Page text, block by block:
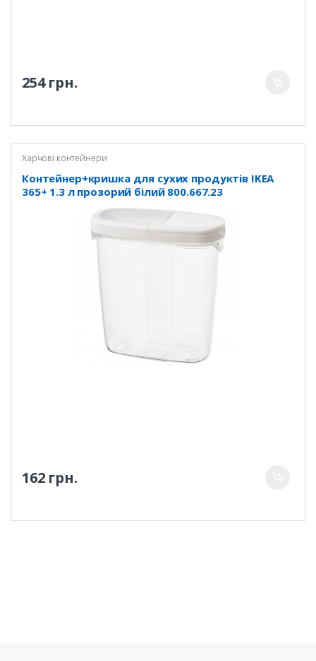
254 грн.
Харчові контейнери
Контейнер+кришка для сухих продуктів IKEA
365+ 1.3 л прозорий білий 800.667.23
162 грн.